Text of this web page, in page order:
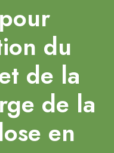
du
de la
de la
en